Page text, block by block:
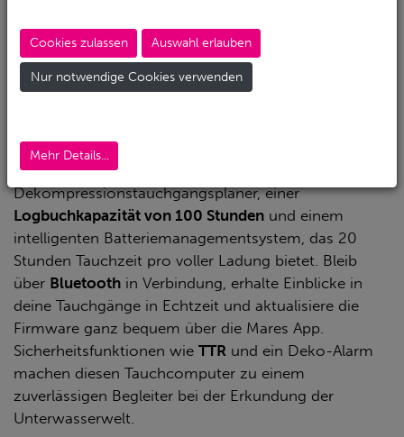
Modi für Luft, Nitrox und Trimixund dem
hochauflösenden 8-Farben-MIP-Display
Tauchcomputer umfassende Informationen auf einen
fünf Sender)verbessern die Navigations- und
Überwachungsmöglichkeiten. Profitiere von einem
Dekompressionstauchgangsplaner, einer
Logbuchkapazität von 100 Stunden und einem
intelligenten Batteriemanagementsystem, das 20
Stunden Tauchzeit pro voller Ladung bietet. Bleib
über Bluetooth in Verbindung, erhalte Einblicke in
deine Tauchgänge in Echtzeit und aktualisiere die
Firmware ganz bequem über die Mares App.
Sicherheitsfunktionen wie TTR und ein Deko-Alarm
machen diesen Tauchcomputer zu einem
zuverlässigen Begleiter bei der Erkundung der
Unterwasserwelt.
Cookies zulassen Auswahl erlauben
Nur notwendige Cookies verwenden
Mehr Details...